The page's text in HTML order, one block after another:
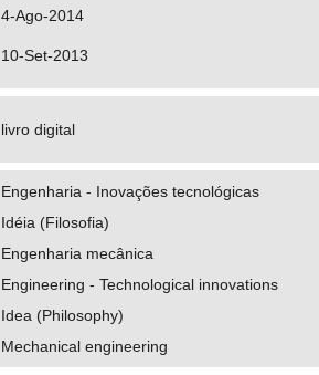
4-Ago-2014
10-Set-2013
livro digital
Engenharia - Inovações tecnológicas
Idéia (Filosofia)
Engenharia mecânica
Engineering - Technological innovations
Idea (Philosophy)
Mechanical engineering